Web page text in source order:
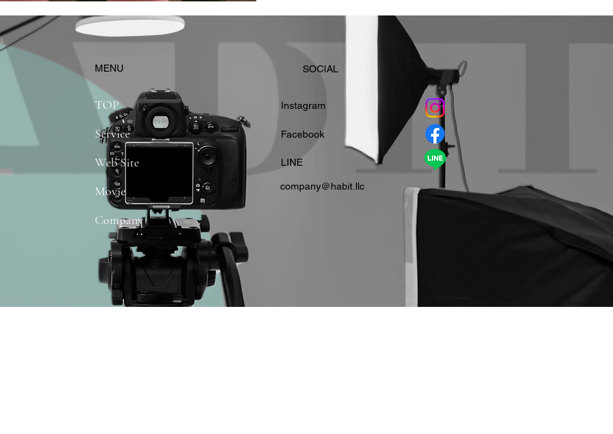
​MENU
TOP
Service
Web Site
Movie
Company
​SOCIAL
Instagram
​Facebook
​LINE
company＠habit.llc